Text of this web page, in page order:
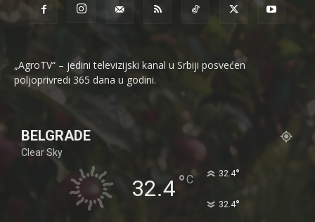
„AgroTV“ – jedini televizijski kanal u Srbiji posvećen
poljoprivredi 365 dana u godini.
BELGRADE
Clear Sky
32.4°C 32.4°
32.4°